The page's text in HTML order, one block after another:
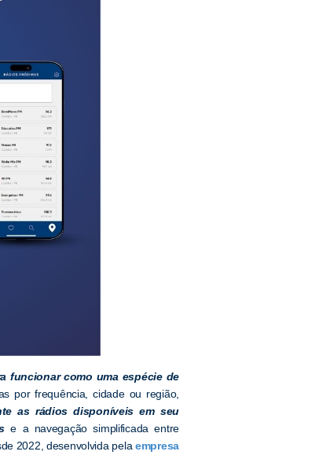
funcionar como uma espécie de
por frequência, cidade ou região,
as rádios disponíveis em seu
e a navegação simplificada entre
2022, desenvolvida pelaempresa